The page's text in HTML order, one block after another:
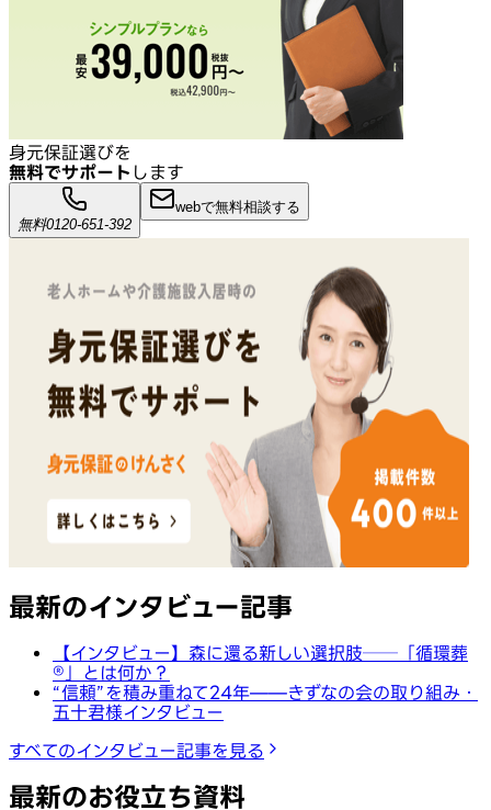
身元保証選びを
無料でサポート します
無料0120-651-392
webで無料相談する
最新のインタビュー記事
【インタビュー】森に還る新しい選択肢──「循環葬
®︎」とは何か？
“信頼”を積み重ねて24年——きずなの会の取り組み・
五十君様インタビュー
すべてのインタビュー記事を見る
最新のお役立ち資料